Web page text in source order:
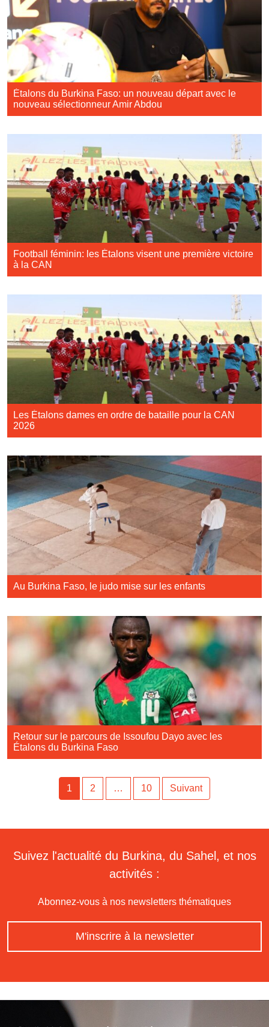
Étalons du Burkina Faso: un nouveau départ avec le
nouveau sélectionneur Amir Abdou
Football féminin: les Étalons visent une première victoire
à la CAN
Les Étalons dames en ordre de bataille pour la CAN
2026
Au Burkina Faso, le judo mise sur les enfants
Retour sur le parcours de Issoufou Dayo avec les
Étalons du Burkina Faso
1 2 … 10 Suivant
Suivez l'actualité du Burkina, du Sahel, et nos
activités :
Abonnez-vous à nos newsletters thématiques
M'inscrire à la newsletter